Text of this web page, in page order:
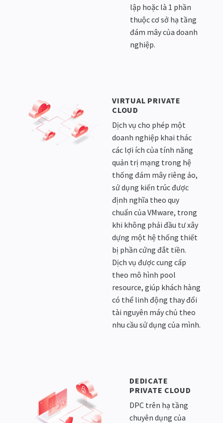
lập hoặc là 1 phần
thuộc cơ sở hạ tầng
đám mây của doanh
nghiệp.
VIRTUAL PRIVATE
CLOUD
Dịch vụ cho phép một
doanh nghiệp khai thác
các lợi ích của tính năng
quản trị mạng trong hệ
thống đám mây riêng ảo,
sử dụng kiến trúc được
định nghĩa theo quy
chuẩn của VMware, trong
khi không phải đầu tư xây
dựng một hệ thống thiết
bị phần cứng đắt tiền.
Dịch vụ được cung cấp
theo mô hình pool
resource, giúp khách hàng
có thể linh động thay đổi
tài nguyên máy chủ theo
nhu cầu sử dụng của mình.
DEDICATE
PRIVATE CLOUD
DPC trên hạ tầng
chuyên dụng của